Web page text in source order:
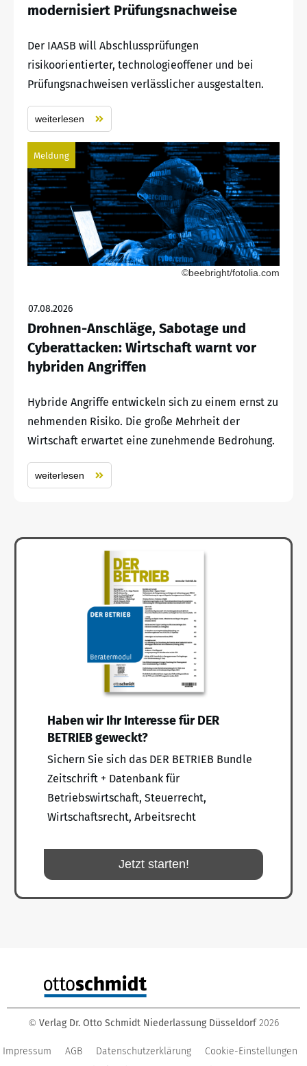
modernisiert Prüfungsnachweise
Der IAASB will Abschlussprüfungen
risikoorientierter, technologieoffener und bei
Prüfungsnachweisen verlässlicher ausgestalten.
weiterlesen
Meldung
©beebright/fotolia.com
07.08.2026
Drohnen-Anschläge, Sabotage und
Cyberattacken: Wirtschaft warnt vor
hybriden Angriffen
Hybride Angriffe entwickeln sich zu einem ernst zu
nehmenden Risiko. Die große Mehrheit der
Wirtschaft erwartet eine zunehmende Bedrohung.
weiterlesen
Haben wir Ihr Interesse für DER
BETRIEB geweckt?
Sichern Sie sich das DER BETRIEB Bundle
Zeitschrift + Datenbank für
Betriebswirtschaft, Steuerrecht,
Wirtschaftsrecht, Arbeitsrecht
Jetzt starten!
© Verlag Dr. Otto Schmidt Niederlassung Düsseldorf 2026
Impressum AGB Datenschutzerklärung
Cookie-Einstellungen